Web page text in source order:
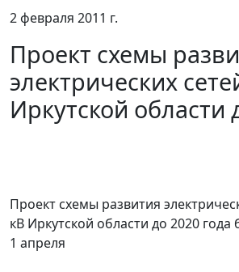
2 февраля 2011 г.
Проект схемы
электрических
Иркутской области
Проект схемы развития
кВ Иркутской области до 2020 года
1 апреля